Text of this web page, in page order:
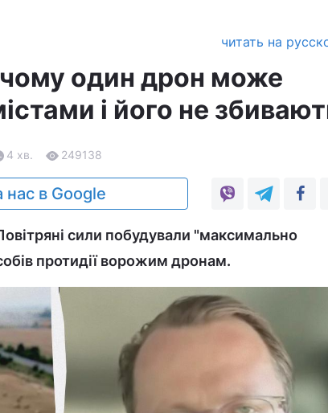
читать на
один дрон може
і його не
4 хв. 249138
нас в Google
сили побудували "максимально
протидії ворожим дронам.